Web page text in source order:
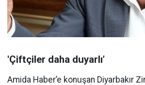
'Çiftçiler daha duyarlı’
Amida Haber’e konuşan Diyarbakır